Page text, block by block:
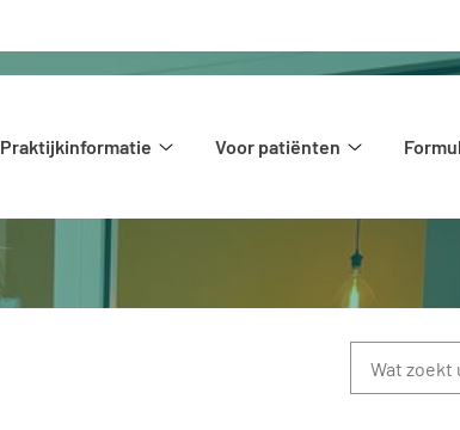
Praktijkinformatie
Voor patiënten
submenu